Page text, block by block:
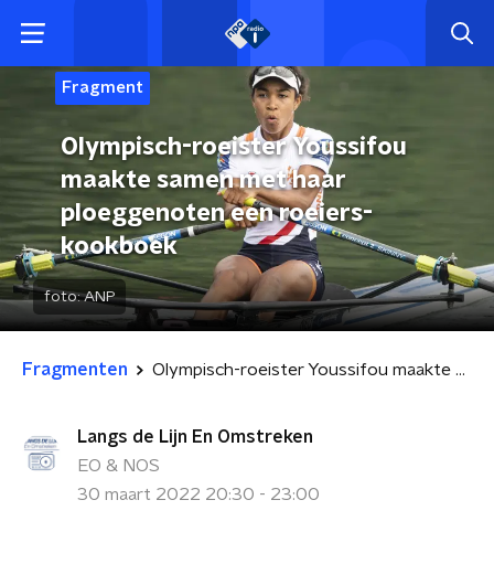
Fragment
Olympisch-roeister Youssifou
maakte samen met haar
ploeggenoten een roeiers-
kookboek
foto:ANP
Fragmenten Olympisch-roeister Youssifou maakte samen met haar ploeggenoten een roeiers-kookboek
Langs de Lijn En Omstreken
EO & NOS
30 maart 2022 20:30 - 23:00